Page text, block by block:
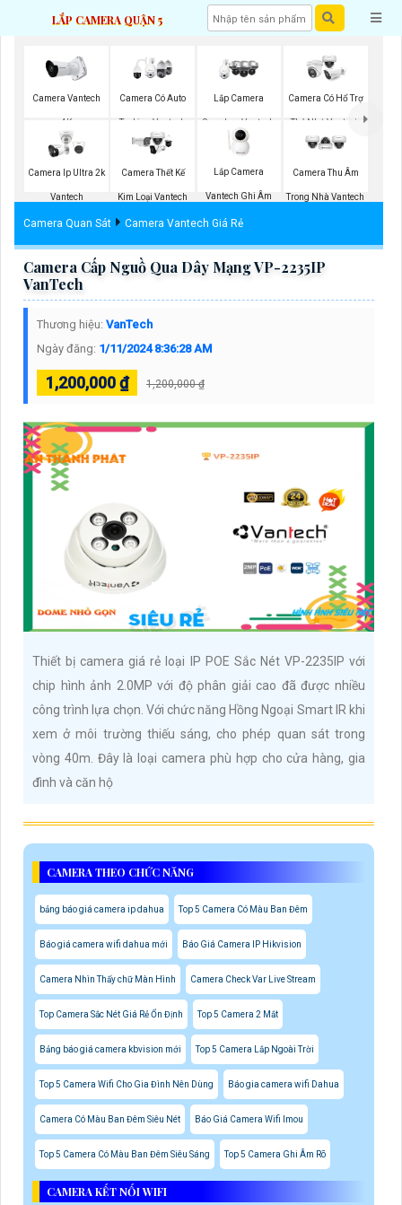
LẮP CAMERA QUẬN 5
Camera Vantech
4K
Camera Có Auto
Traking Vantech
Lắp Camera
Speedom Vantech
Camera Có Hổ Trợ
Thẻ Nhớ Vantech
Camera Ip Ultra 2k
Vantech
Camera Thết Kế
Kim Loại Vantech
Lắp Camera
Vantech Ghi Âm
Camera Thu Âm
Trong Nhà Vantech
Camera Quan Sát Camera Vantech Giá Rẻ
Camera Cấp Nguồ Qua Dây Mạng VP-2235IP
VanTech
Thương hiệu: VanTech
Ngày đăng: 1/11/2024 8:36:28 AM
1,200,000 ₫ 1,200,000 ₫
Thiết bị camera giá rẻ loại IP POE Sắc Nét VP-2235IP với
chip hình ảnh 2.0MP với độ phân giải cao đã được nhiều
công trình lựa chọn. Với chức năng Hồng Ngoại Smart IR khi
xem ở môi trường thiếu sáng, cho phép quan sát trong
vòng 40m. Đây là loại camera phù hợp cho cửa hàng, gia
đình và căn hộ
CAMERA THEO CHỨC NĂNG
bảng báo giá camera ip dahua Top 5 Camera Có Màu Ban Đêm
Báo giá camera wifi dahua mới Báo Giá Camera IP Hikvision
Camera Nhìn Thấy chữ Màn Hình Camera Check Var Live Stream
Top Camera Sắc Nét Giá Rẻ Ổn Định Top 5 Camera 2 Mắt
Bảng báo giá camera kbvision mới Top 5 Camera Lắp Ngoài Trời
Top 5 Camera Wifi Cho Gia Đình Nên Dùng Báo gia camera wifi Dahua
Camera Có Màu Ban Đêm Siêu Nét Báo Giá Camera Wifi Imou
Top 5 Camera Có Màu Ban Đêm Siêu Sáng Top 5 Camera Ghi Âm Rõ
CAMERA KẾT NỐI WIFI